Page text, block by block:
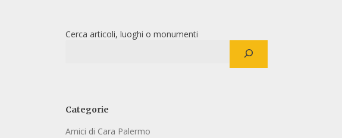
Cerca articoli, luoghi o monumenti
Categorie
Amici di Cara Palermo